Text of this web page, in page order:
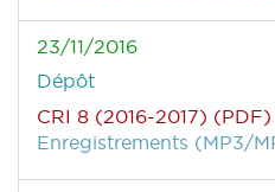
23/11/2016
Dépôt
CRI 8 (2016-2017) (PDF)
Enregistrements (MP3/